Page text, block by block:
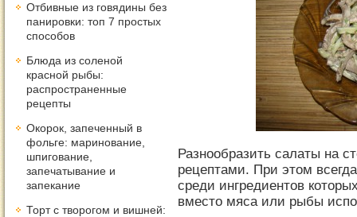
Разнообразить салаты на
рецептами. При этом
среди ингредиентов
вместо мяса или рыбы
Отбивные из говядины без
панировки: топ 7 простых
способов
Блюда из соленой
красной рыбы:
распространенные
рецепты
Окорок, запеченный в
фольге: маринование,
шпигование,
запечатывание и
запекание
Торт с творогом и вишней: